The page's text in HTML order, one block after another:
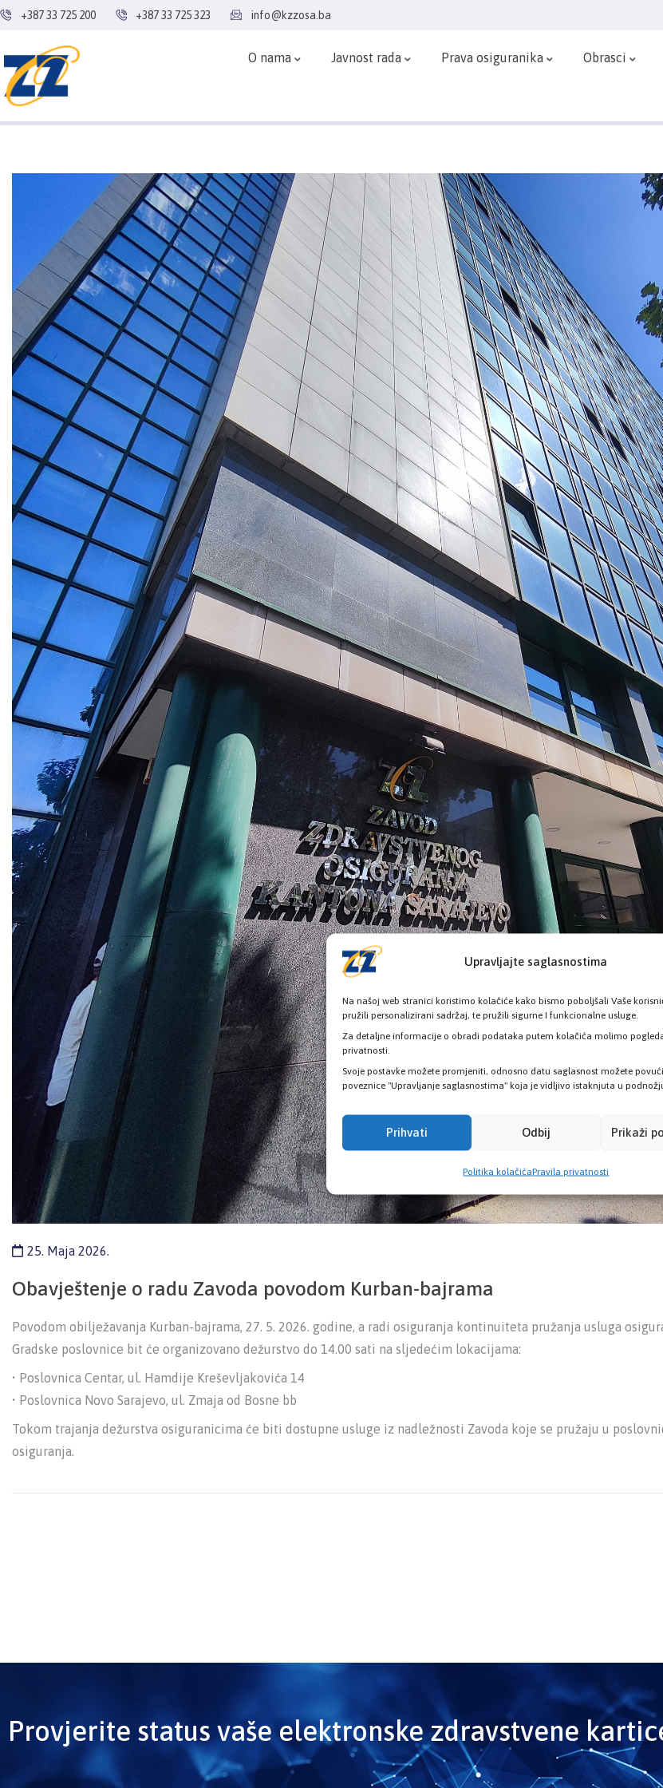
Upravljajte saglasnostima
Na našoj web stranici koristimo kolačiće kako bismo poboljšali Vaše
pružili personalizirani sadržaj, te pružili sigurne I funkcionalne usluge.
Za detaljne informacije o obradi podataka putem kolačića molimo
privatnosti.
Svoje postavke možete promjeniti, odnosno datu saglasnost možete
poveznice "Upravljanje saglasnostima" koja je vidljivo istaknjuta u
Prihvati Odbij Prikaži
Politika kolačićaPravila privatnosti
+387 33 725 200 +387 33 725 323 info@kzzosa.ba
O nama Javnost rada Prava osiguranika Obrasci
25. Maja 2026.
Obavještenje o radu Zavoda povodom Kurban-bajrama
Povodom obilježavanja Kurban-bajrama, 27. 5. 2026. godine, a radi osiguranja kontinuiteta pružanja usluga
Gradske poslovnice bit će organizovano dežurstvo do 14.00 sati na sljedećim lokacijama:
• Poslovnica Centar, ul. Hamdije Kreševljakovića 14
• Poslovnica Novo Sarajevo, ul. Zmaja od Bosne bb
Tokom trajanja dežurstva osiguranicima će biti dostupne usluge iz nadležnosti Zavoda koje se pružaju u
osiguranja.
Provjerite status vaše elektronske zdravstvene